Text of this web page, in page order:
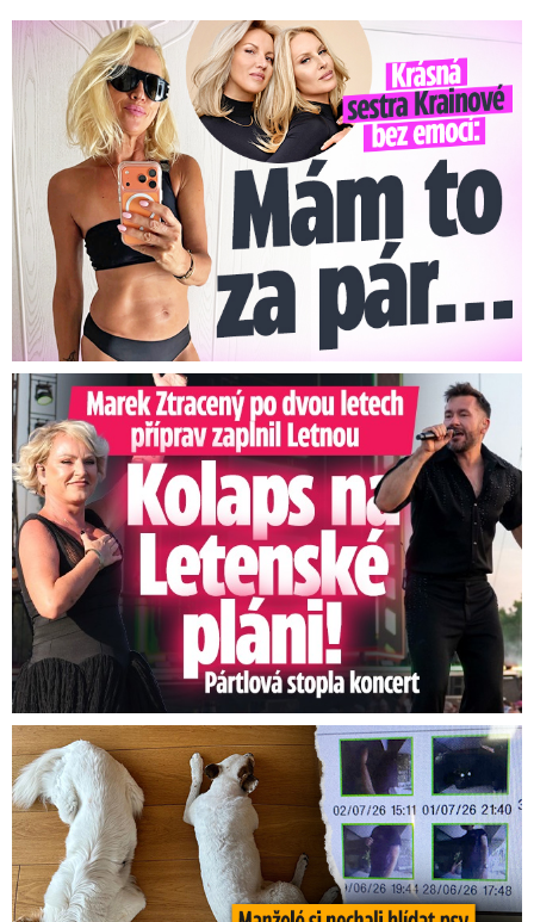
Krásná sestra Krainové bez emocí: Mám to za pár…
Marek Ztracený na Letné: Pártlová stopla koncert
Za hlídání psů zaplatili 20 tisíc, doma našli cizí ženy!